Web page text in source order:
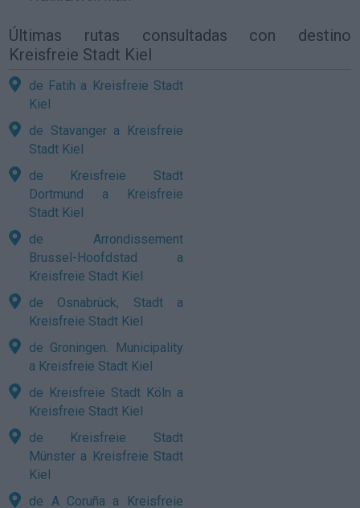
Últimas rutas consultadas con destino
Kreisfreie Stadt Kiel
de Fatih a Kreisfreie Stadt
Kiel
de Stavanger a Kreisfreie
Stadt Kiel
de Kreisfreie Stadt
Dortmund a Kreisfreie
Stadt Kiel
de Arrondissement
Brussel-Hoofdstad a
Kreisfreie Stadt Kiel
de Osnabrück, Stadt a
Kreisfreie Stadt Kiel
de Groningen. Municipality
a Kreisfreie Stadt Kiel
de Kreisfreie Stadt Köln a
Kreisfreie Stadt Kiel
de Kreisfreie Stadt
Münster a Kreisfreie Stadt
Kiel
de A Coruña a Kreisfreie